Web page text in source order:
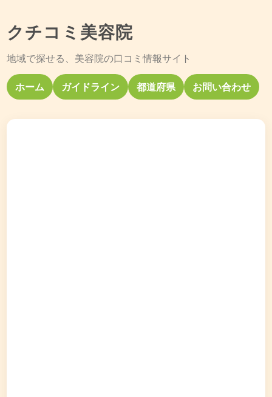
クチコミ美容院
地域で探せる、美容院の口コミ情報サイト
ホーム ガイドライン 都道府県 お問い合わせ